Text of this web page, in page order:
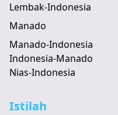
Lembak-Indonesia
Manado
Manado-Indonesia
Indonesia-Manado
Nias-Indonesia
Istilah